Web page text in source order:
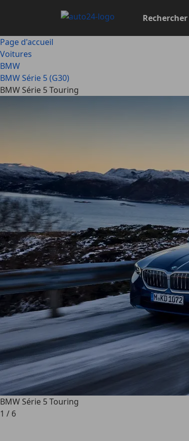
principal
Rechercher
Page d'accueil
Voitures
BMW
BMW Série 5 (G30)
BMW Série 5 Touring
BMW Série 5 Touring
1 / 6